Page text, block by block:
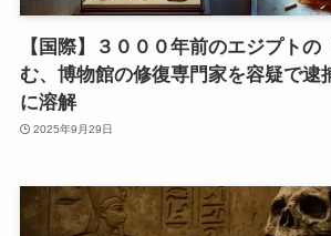
【国際】３０００年前のエジプトの
む、博物館の修復専門家を容疑で
に溶解
2025年9月29日